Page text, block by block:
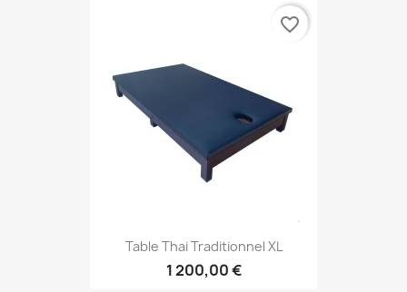
Table Thai Traditionnel XL
1 200,00 €
favorite_border